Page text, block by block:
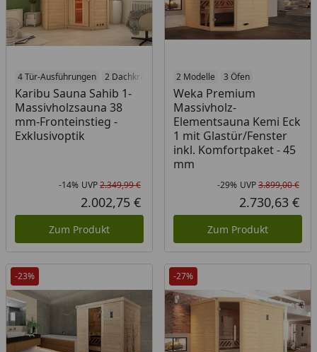
4 Tür-Ausführungen 2 Dachkranz-Optionen 4 Öfen
Karibu Sauna Sahib 1-
Massivholzsauna 38
mm-Fronteinstieg -
Exklusivoptik
Rabatt in Prozent
-14%
Ursprünglicher Preis
UVP2.349,99 €
Aktueller Preis
2.002,75 €
Zum Produkt
2 Modelle 3 Öfen
Weka Premium
Massivholz-
Elementsauna Kemi Eck
1 mit Glastür/Fenster
inkl. Komfortpaket - 45
mm
-29% UVP3.899,00 €
2.730,63 €
Zum Produkt
-23% -27%